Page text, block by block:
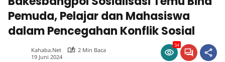
Pemuda, Pelajar dan Mahasiswa
dalam Pencegahan Konflik Sosial
Kahaba.net
2 Min Baca
19 Juni 2024
34